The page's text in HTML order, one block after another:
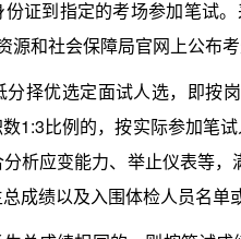
到指定的考场参加笔试。
和社会保障局官网上公布考
优选定面试人选，即按
数1:3比例的，按实际参加笔
析应变能力、举止仪表等
成绩以及入围体检人员名单